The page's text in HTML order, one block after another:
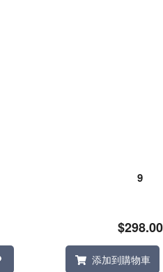
9
$298.00
添加到購物車